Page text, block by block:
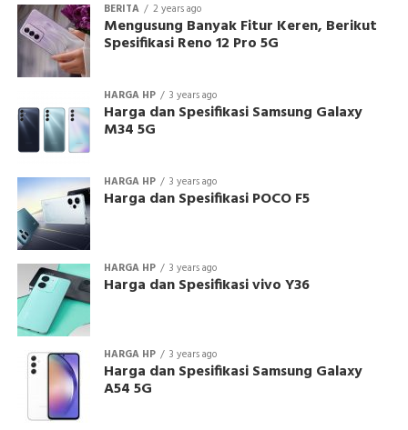
BERITA 2 years ago
Mengusung Banyak Fitur Keren, Berikut
Spesifikasi Reno 12 Pro 5G
HARGA HP 3 years ago
Harga dan Spesifikasi Samsung Galaxy
M34 5G
HARGA HP 3 years ago
Harga dan Spesifikasi POCO F5
HARGA HP 3 years ago
Harga dan Spesifikasi vivo Y36
HARGA HP 3 years ago
Harga dan Spesifikasi Samsung Galaxy
A54 5G